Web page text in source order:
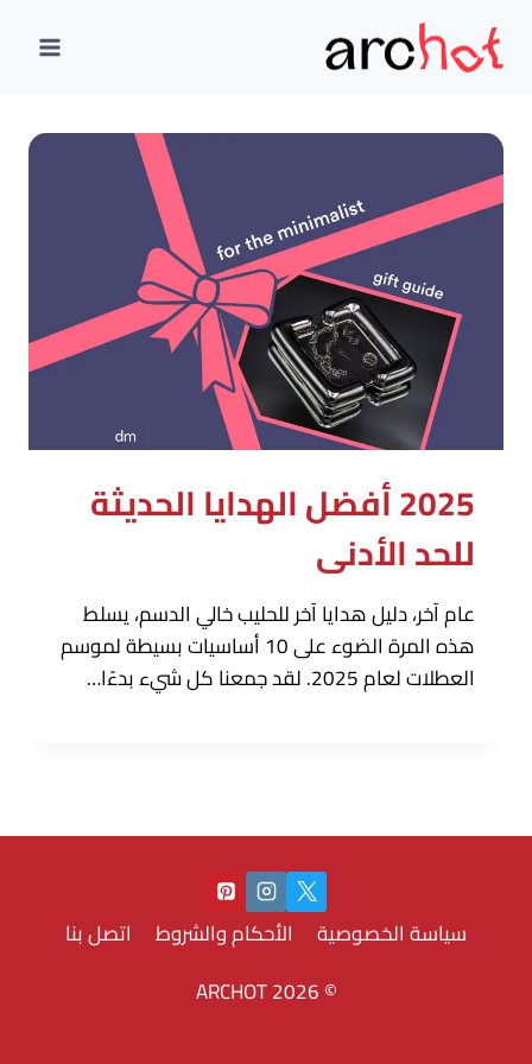
المحتوى
2025 أفضل الهدايا الحديثة
للحد الأدنى
عام آخر، دليل هدايا آخر للحليب خالي الدسم، يسلط
هذه المرة الضوء على 10 أساسيات بسيطة لموسم
العطلات لعام 2025. لقد جمعنا كل شيء بدءًا…
سياسة الخصوصية الأحكام والشروط
اتصل بنا
© 2026 ARCHOT